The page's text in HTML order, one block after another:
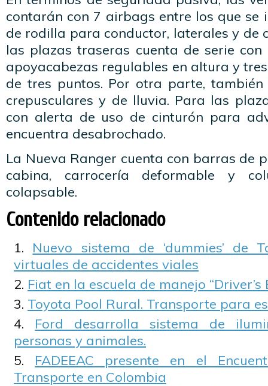
contarán con 7 airbags entre los que se
de rodilla para conductor, laterales y de
las plazas traseras cuenta de serie con
apoyacabezas regulables en altura y
de tres puntos. Por otra parte, también
crepusculares y de lluvia. Para las
con alerta de uso de cinturón para
encuentra desabrochado.
La Nueva Ranger cuenta con barras de
cabina, carrocería deformable y
colapsable.
Contenido relacionado
Nuevo sistema de ‘dummies’ de
virtuales de accidentes viales
Fiat en la escuela de manejo “Driver’s
Toyota Pool Rural. Transporte para
Ford desarrolla sistema de
personas y animales.
FADEEAC presente en el
Transporte en Colombia